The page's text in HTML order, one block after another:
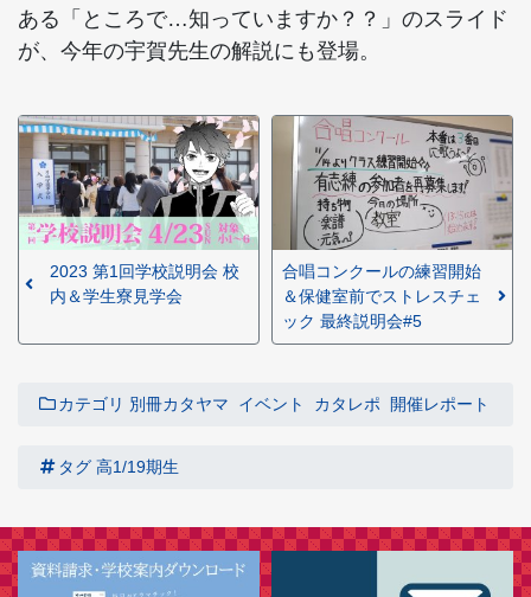
ある「ところで…知っていますか？？」のスライド
が、今年の宇賀先生の解説にも登場。
2023 第1回学校説明会 校
内＆学生寮見学会
合唱コンクールの練習開始
＆保健室前でストレスチェ
ック 最終説明会#5
カテゴリ 別冊カタヤマ イベント カタレポ 開催レポート
タグ 高1/19期生